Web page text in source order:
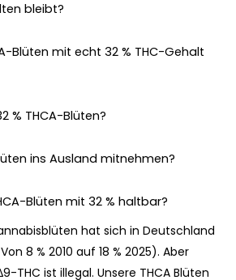
bleibt?
Blüten mit echt 32 % THC-Gehalt
% THCA-Blüten?
ins Ausland mitnehmen?
Blüten mit 32 % haltbar?
hat sich in Deutschland
8 % 2010 auf 18 % 2025). Aber
THC ist illegal. Unsere THCA Blüten